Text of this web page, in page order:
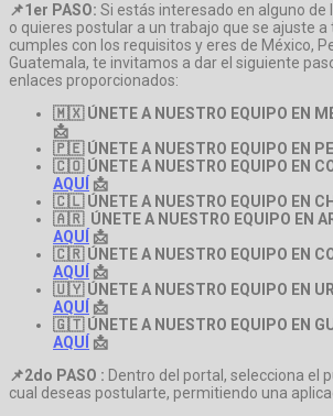
📌1er PASO: Si estás interesado en alguno de
o quieres postular a un trabajo que se ajuste a
cumples con los requisitos y eres de México,
Guatemala, te invitamos a dar el siguiente
enlaces proporcionados:
🇲🇽 ÚNETE A NUESTRO EQUIPO EN
📩
🇵🇪 ÚNETE A NUESTRO EQUIPO EN
🇨🇴 ÚNETE A NUESTRO EQUIPO EN
AQUÍ 📩
🇨🇱 ÚNETE A NUESTRO EQUIPO EN
🇦🇷 ÚNETE A NUESTRO EQUIPO EN
AQUÍ 📩
🇨🇷 ÚNETE A NUESTRO EQUIPO EN
AQUÍ 📩
🇺🇾 ÚNETE A NUESTRO EQUIPO EN
AQUÍ 📩
🇬🇹 ÚNETE A NUESTRO EQUIPO EN
AQUÍ 📩
📌2do PASO : Dentro del portal, selecciona el
cual deseas postularte, permitiendo una